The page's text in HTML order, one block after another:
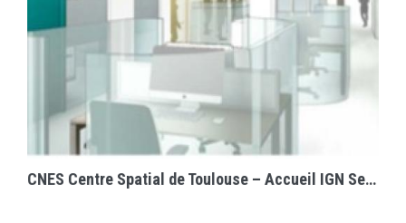
EN SAVOIR PLUS
CNES Centre Spatial de Toulouse – Accueil IGN Service de l’Imagerie Spatiale